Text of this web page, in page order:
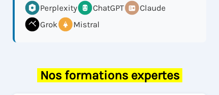
Perplexity ChatGPT
Claude
Grok
Mistral
Nos formations expertes